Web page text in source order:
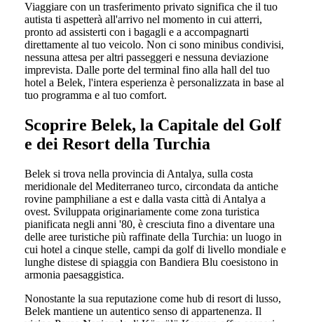
Viaggiare con un trasferimento privato significa che il tuo
autista ti aspetterà all'arrivo nel momento in cui atterri,
pronto ad assisterti con i bagagli e a accompagnarti
direttamente al tuo veicolo. Non ci sono minibus condivisi,
nessuna attesa per altri passeggeri e nessuna deviazione
imprevista. Dalle porte del terminal fino alla hall del tuo
hotel a Belek, l'intera esperienza è personalizzata in base al
tuo programma e al tuo comfort.
Scoprire Belek, la Capitale del Golf
e dei Resort della Turchia
Belek si trova nella provincia di Antalya, sulla costa
meridionale del Mediterraneo turco, circondata da antiche
rovine pamphiliane a est e dalla vasta città di Antalya a
ovest. Sviluppata originariamente come zona turistica
pianificata negli anni '80, è cresciuta fino a diventare una
delle aree turistiche più raffinate della Turchia: un luogo in
cui hotel a cinque stelle, campi da golf di livello mondiale e
lunghe distese di spiaggia con Bandiera Blu coesistono in
armonia paesaggistica.
Nonostante la sua reputazione come hub di resort di lusso,
Belek mantiene un autentico senso di appartenenza. Il